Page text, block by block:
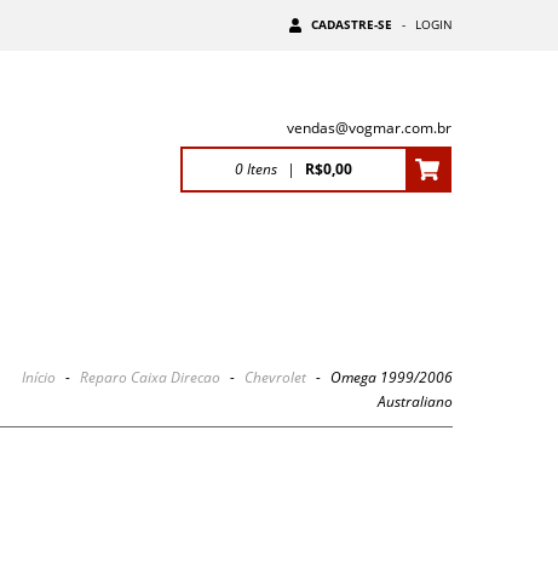
CADASTRE-SE - LOGIN
vendas@vogmar.com.br
0Itens | R$0,00
Início - Reparo Caixa Direcao - Chevrolet - Omega 1999/2006
Australiano